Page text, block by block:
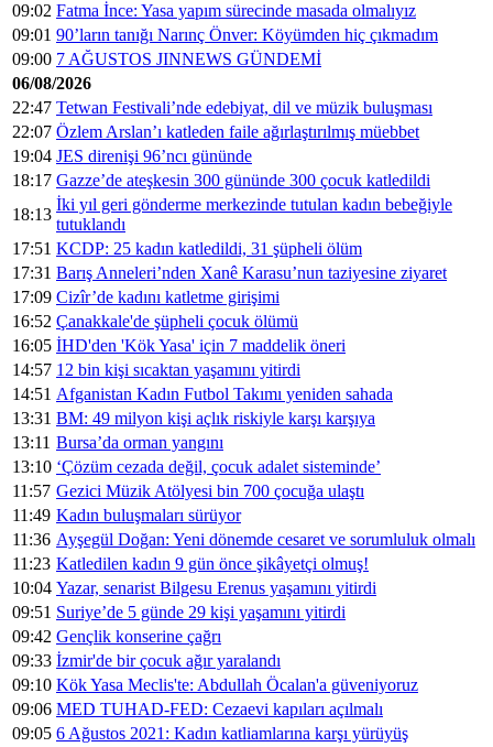
09:02 Fatma İnce: Yasa yapım sürecinde masada olmalıyız
09:01 90’ların tanığı Narınç Önver: Köyümden hiç çıkmadım
09:00 7 AĞUSTOS JINNEWS GÜNDEMİ
06/08/2026
22:47 Tetwan Festivali’nde edebiyat, dil ve müzik buluşması
22:07 Özlem Arslan’ı katleden faile ağırlaştırılmış müebbet
19:04 JES direnişi 96’ncı gününde
18:17 Gazze’de ateşkesin 300 gününde 300 çocuk katledildi
18:13
İki yıl geri gönderme merkezinde tutulan kadın bebeğiyle
tutuklandı
17:51 KCDP: 25 kadın katledildi, 31 şüpheli ölüm
17:31 Barış Anneleri’nden Xanê Karasu’nun taziyesine ziyaret
17:09 Cizîr’de kadını katletme girişimi
16:52 Çanakkale'de şüpheli çocuk ölümü
16:05 İHD'den 'Kök Yasa' için 7 maddelik öneri
14:57 12 bin kişi sıcaktan yaşamını yitirdi
14:51 Afganistan Kadın Futbol Takımı yeniden sahada
13:31 BM: 49 milyon kişi açlık riskiyle karşı karşıya
13:11 Bursa’da orman yangını
13:10 ‘Çözüm cezada değil, çocuk adalet sisteminde’
11:57 Gezici Müzik Atölyesi bin 700 çocuğa ulaştı
11:49 Kadın buluşmaları sürüyor
11:36 Ayşegül Doğan: Yeni dönemde cesaret ve sorumluluk olmalı
11:23 Katledilen kadın 9 gün önce şikâyetçi olmuş!
10:04 Yazar, senarist Bilgesu Erenus yaşamını yitirdi
09:51 Suriye’de 5 günde 29 kişi yaşamını yitirdi
09:42 Gençlik konserine çağrı
09:33 İzmir'de bir çocuk ağır yaralandı
09:10 Kök Yasa Meclis'te: Abdullah Öcalan'a güveniyoruz
09:06 MED TUHAD-FED: Cezaevi kapıları açılmalı
09:05 6 Ağustos 2021: Kadın katliamlarına karşı yürüyüş